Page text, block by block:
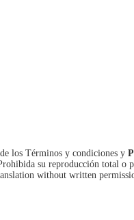
los Términos y condiciones y
su reproducción total
without written